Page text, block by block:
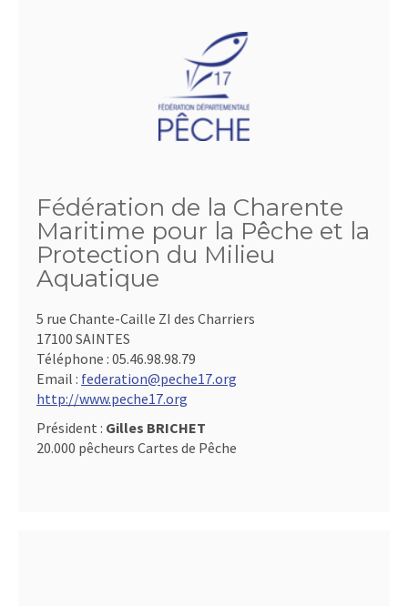
Fédération de la Charente
Maritime pour la Pêche et la
Protection du Milieu
Aquatique
5 rue Chante-Caille ZI des Charriers
17100 SAINTES
Téléphone : 05.46.98.98.79
Email : federation@peche17.org
http://www.peche17.org
Président : Gilles BRICHET
20.000 pêcheurs Cartes de Pêche